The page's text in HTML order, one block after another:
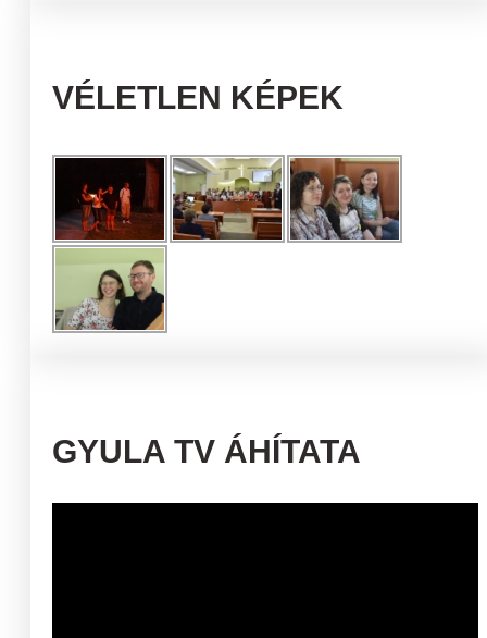
VÉLETLEN KÉPEK
GYULA TV ÁHÍTATA